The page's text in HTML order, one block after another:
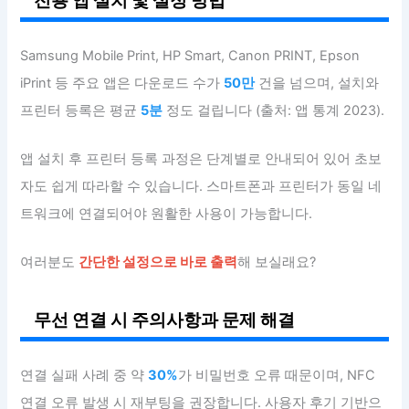
Samsung Mobile Print, HP Smart, Canon PRINT, Epson
iPrint 등 주요 앱은 다운로드 수가 50만건을 넘으며, 설치와
프린터 등록은 평균 5분 정도 걸립니다 (출처: 앱 통계 2023).
앱 설치 후 프린터 등록 과정은 단계별로 안내되어 있어 초보
자도 쉽게 따라할 수 있습니다. 스마트폰과 프린터가 동일 네
트워크에 연결되어야 원활한 사용이 가능합니다.
여러분도 간단한 설정으로 바로 출력해 보실래요?
무선 연결 시 주의사항과 문제 해결
연결 실패 사례 중 약30%가 비밀번호 오류 때문이며, NFC
연결 오류 발생 시 재부팅을 권장합니다. 사용자 후기 기반으